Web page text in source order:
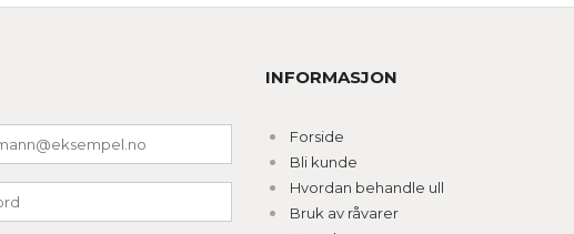
INFORMASJON
Forside
Bli kunde
Hvordan behandle ull
Bruk av råvarer